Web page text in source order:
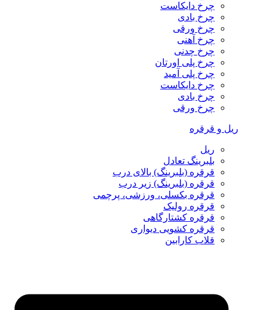
چرخ دایکاست
چرخ بادی
چرخ ورقی
چرخ آهنی
چرخ چدنی
چرخ پلی اورتان
چرخ پلی آمید
چرخ دایکاست
چرخ بادی
چرخ ورقی
ریل و قرقره
ریل
بلبرینگ تعادل
قرقره (بلبرینگ) بالای درب
قرقره (بلبرینگ) زیر درب
قرقره بکسلی، ورزشی، پرچمی
قرقره رولیک
قرقره کشتارگاهی
قرقره کشویی دیواری
قلاب کارابین